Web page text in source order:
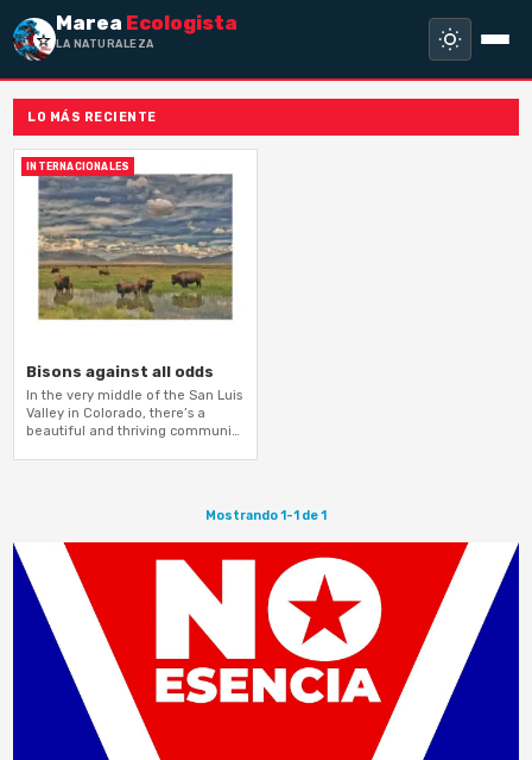
Marea Ecologista
LA NATURALEZA NO
LO MÁS RECIENTE
INTERNACIONALES
Bisons against all odds
In the very middle of the San Luis
Valley in Colorado, there’s a
beautiful and thriving community
Mostrando 1-1 de 1